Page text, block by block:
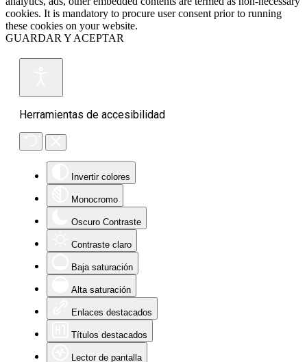
cookies. It is mandatory to procure user consent prior to running
these cookies on your website.
GUARDAR Y ACEPTAR
Herramientas de accesibilidad
Invertir colores
Monocromo
Oscuro Contraste
Contraste claro
Baja saturación
Alta saturación
Enlaces destacados
Títulos destacados
Lector de pantalla